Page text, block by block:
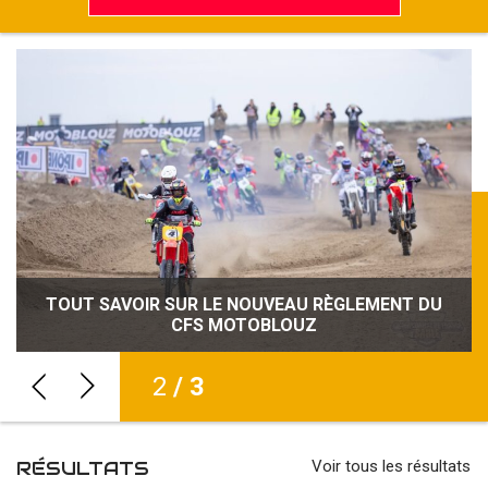
NOUVEAU RECORD D’ENGAGÉS POUR LE CFS
MOTOBLOUZ
TOUT SAVOIR SUR LE NOUVEAU RÈGLEMENT DU
CFS MOTOBLOUZ
SÉCURITÉ, CRÉDIBILITÉ, VISIBILITÉ : LE CFS
MOTOBLOUZ RENFORCE SON IDENTITÉ
2 / 3
RÉSULTATS Voir tous les résultats